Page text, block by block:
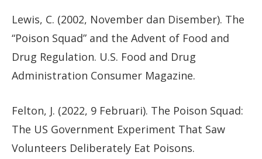
Lewis, C. (2002, November dan Disember). The
“Poison Squad” and the Advent of Food and
Drug Regulation. U.S. Food and Drug
Administration Consumer Magazine.
Felton, J. (2022, 9 Februari). The Poison Squad:
The US Government Experiment That Saw
Volunteers Deliberately Eat Poisons.